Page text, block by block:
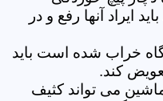
ایراد آنها رفع و در
خراب شده است باید
کند.
می تواند کثیف